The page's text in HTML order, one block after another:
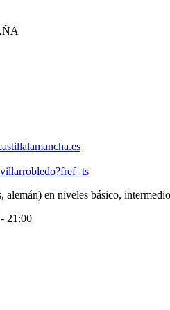
alemán) en niveles básico,
21:00